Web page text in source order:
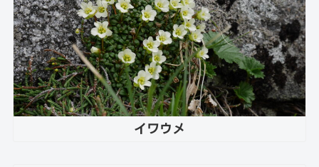
イワウメ